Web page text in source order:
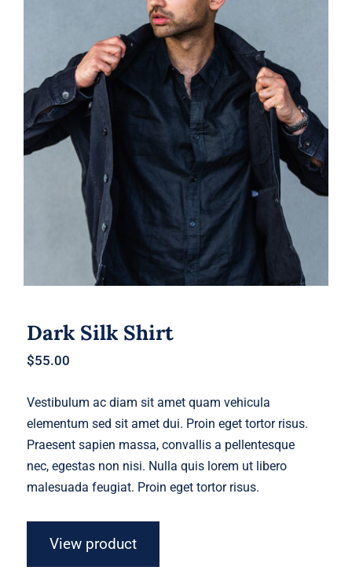
Dark Silk Shirt
Dark Silk Shirt
$55.00
Vestibulum ac diam sit amet quam vehicula
elementum sed sit amet dui. Proin eget tortor risus.
Praesent sapien massa, convallis a pellentesque
nec, egestas non nisi. Nulla quis lorem ut libero
malesuada feugiat. Proin eget tortor risus.
View product